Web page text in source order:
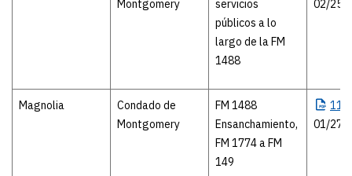
Montgomery
servicios
públicos a lo
largo de la FM
1488
02/25/
Magnolia
Condado de
Montgomery
FM 1488
Ensanchamiento,
FM 1774 a FM
149
01/27/